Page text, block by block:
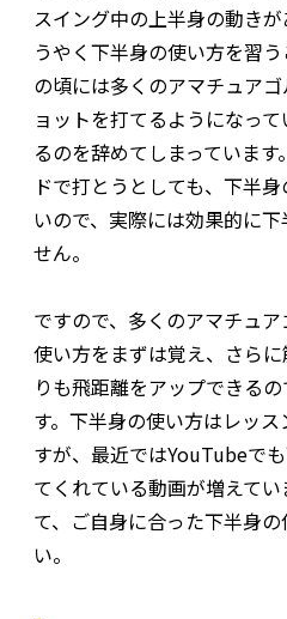
スイング中の上半身の動き
うやく下半身の使い方を習
の頃には多くのアマチュア
ョットを打てるようになっ
るのを辞めてしまっていま
ドで打とうとしても、下半
いので、実際には効果的に
せん。
ですので、多くのアマチュ
使い方をまずは覚え、さら
りも飛距離をアップできる
す。下半身の使い方はレッ
すが、最近ではYouTubeで
てくれている動画が増えて
て、ご自身に合った下半身
い。